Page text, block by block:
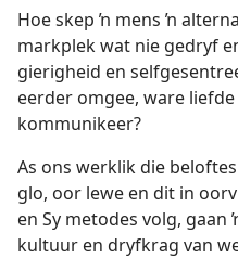
Hoe skep ŉ mens ŉ
markplek wat nie gedryf
gierigheid en
eerder omgee, ware
kommunikeer?
As ons werklik die
glo, oor lewe en dit in
en Sy metodes volg,
kultuur en dryfkrag van